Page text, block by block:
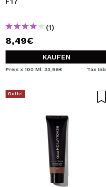
(1)
8,49€
KAUFEN
Preis x 100 Ml: 33,96€ Tax Inb.
Outlet